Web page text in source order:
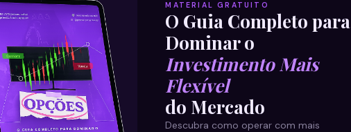
MATERIAL GRATUITO
O Guia Completo para
Dominar o
Investimento Mais
Flexível
do Mercado
Descubra como operar com mais